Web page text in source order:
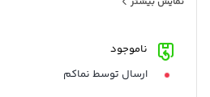
دوربین
ناموجود
ارسال توسط نماکم